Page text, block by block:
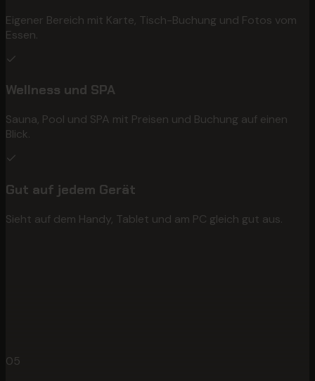
Eigener Bereich mit Karte, Tisch-Buchung und Fotos vom
Essen.
Wellness und SPA
Sauna, Pool und SPA mit Preisen und Buchung auf einen
Blick.
Gut auf jedem Gerät
Sieht auf dem Handy, Tablet und am PC gleich gut aus.
05